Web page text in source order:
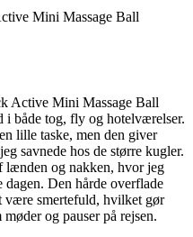
Active Mini Massage Ball
i både tog, fly og hotelværelser.
lille taske, men den giver
savnede hos de større kugler.
lænden og nakken, hvor jeg
Den hårde overflade
være smertefuld, hvilket gør
og pauser på rejsen.